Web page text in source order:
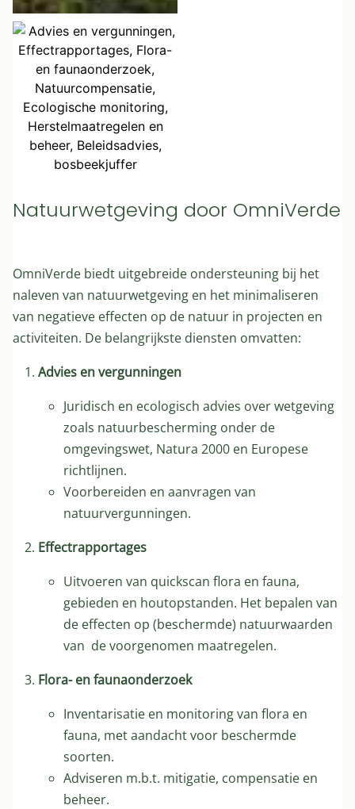
Natuurwetgeving door OmniVerde
OmniVerde biedt uitgebreide ondersteuning bij het
naleven van natuurwetgeving en het minimaliseren
van negatieve effecten op de natuur in projecten en
activiteiten. De belangrijkste diensten omvatten:
Advies en vergunningen
Juridisch en ecologisch advies over wetgeving
zoals natuurbescherming onder de
omgevingswet, Natura 2000 en Europese
richtlijnen.
Voorbereiden en aanvragen van
natuurvergunningen.
Effectrapportages
Uitvoeren van quickscan flora en fauna,
gebieden en houtopstanden. Het bepalen van
de effecten op (beschermde) natuurwaarden
van de voorgenomen maatregelen.
Flora- en faunaonderzoek
Inventarisatie en monitoring van flora en
fauna, met aandacht voor beschermde
soorten.
Adviseren m.b.t. mitigatie, compensatie en
beheer.